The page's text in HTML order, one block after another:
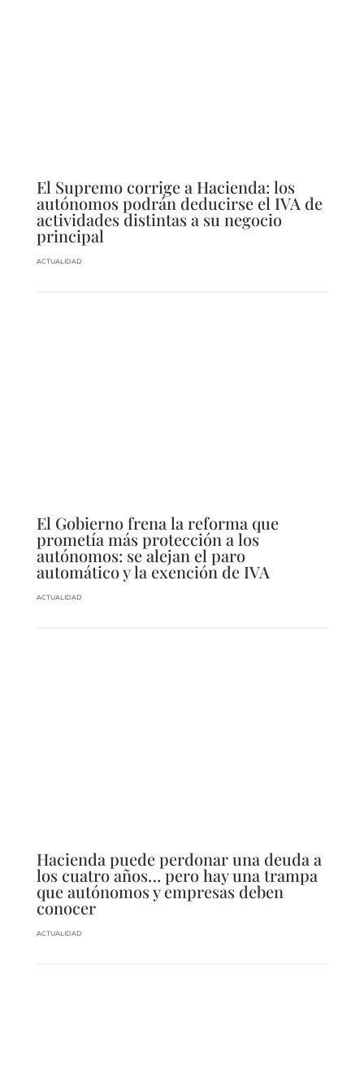
El Supremo corrige a Hacienda: los
autónomos podrán deducirse el IVA de
actividades distintas a su negocio
principal
ACTUALIDAD
El Gobierno frena la reforma que
prometía más protección a los
autónomos: se alejan el paro
automático y la exención de IVA
ACTUALIDAD
Hacienda puede perdonar una deuda a
los cuatro años… pero hay una trampa
que autónomos y empresas deben
conocer
ACTUALIDAD